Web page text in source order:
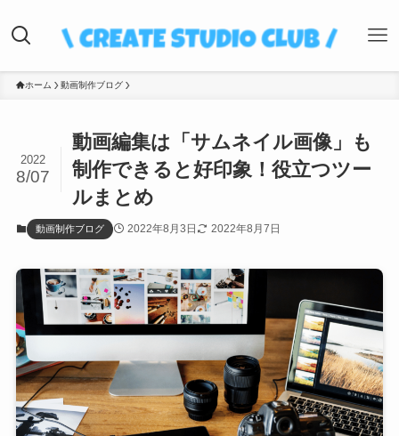
ホーム 動画制作ブログ
動画編集は「サムネイル画像」も
制作できると好印象！役立つツー
ルまとめ
2022
8/07
動画制作ブログ 2022年8月3日 2022年8月7日